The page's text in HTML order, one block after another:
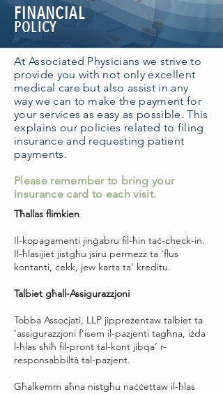
FINANCIAL
POLICY
At Associated Physicians we strive to
provide you with not only excellent
medical care but also assist in any
way we can to make the payment for
your services as easy as possible. This
explains our policies related to filing
insurance and requesting patient
payments.
Please remember to bring your
insurance card to each visit.
Tħallas flimkien
Il-kopagamenti jinġabru fil-ħin taċ-check-in.
Il-ħlasijiet jistgħu jsiru permezz ta 'flus
kontanti, ċekk, jew karta ta' kreditu.
Talbiet għall-Assigurazzjoni
Tobba Assoċjati, LLP jippreżentaw talbiet ta
’assigurazzjoni f’isem il-pazjenti tagħna, iżda
l-ħlas sħiħ fil-pront tal-kont jibqa’ r-
responsabbiltà tal-pazjent.
Għalkemm aħna nistgħu naċċettaw il-ħlas